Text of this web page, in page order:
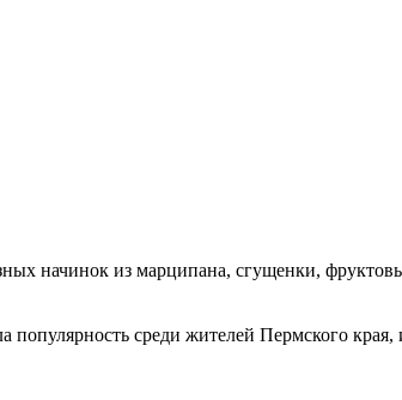
начинок из марципана, сгущенки,
популярность среди жителей Пермского